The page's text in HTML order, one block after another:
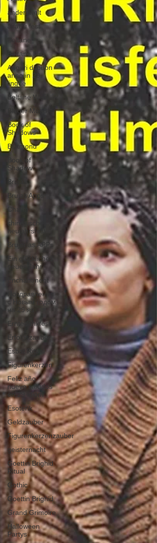
anderswelt
asatru fest
Beltane
Beltane Met
Auguri di buon
anno in 29
lingue
Beltane Wein
Blauer Mond
Book of
Shadows
Blutmond
Book of
Shadow
Brujas
Brujas Apps
Charm
chinesisches
neujahrsfest
Brujerías APPs
Ein glückliches
neues Jahr
Enchantment
Поздравления
с Новым годом
на 29 яз
Erntedankfest
Erfolgszauber
Esbat Ritual
Figurenkerzen
Feliz año
nuevo saludos
en 29 idiom
Esoterik
Geldzauber
Figurenkerzenzauber
geisternacht
Goettin Brighid
Ritual
Gothic
Goettin Brighid
Grand Grimoire
Halloween
Partys